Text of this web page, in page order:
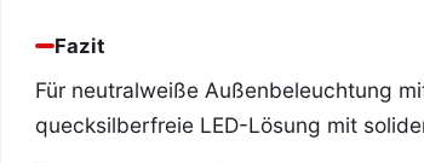
Fazit
Für neutralweiße Außenbeleuchtung
quecksilberfreie LED-Lösung mit